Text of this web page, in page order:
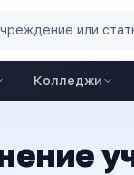
или
Колледжи